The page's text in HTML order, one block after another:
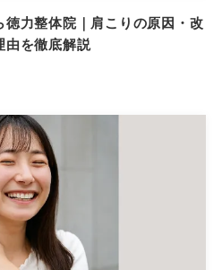
力整体院｜肩こりの原因・改
由を徹底解説